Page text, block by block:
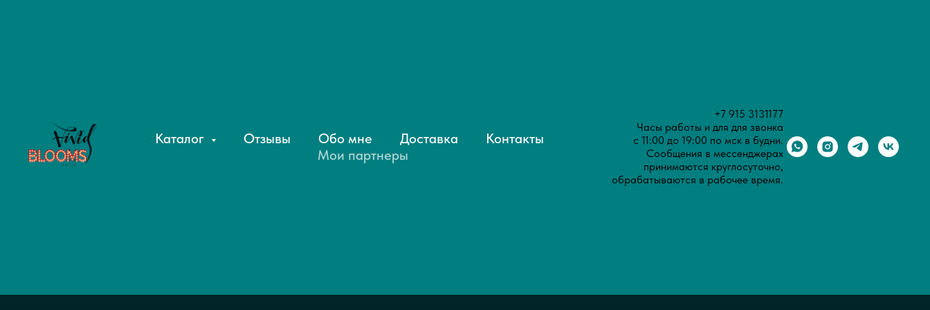
Каталог Отзывы Обо мне Доставка
Контакты
Мои партнеры
+7 915 3131177
Часы работы и для для звонка
с 11:00 до 19:00 по мск в будни.
Сообщения в мессенджерах
принимаются круглосуточно,
обрабатываются в рабочее время.